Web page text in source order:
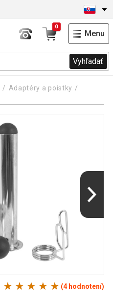
Vyhľadať
0
Menu
Adaptéry a poistky
(4 hodnotení)